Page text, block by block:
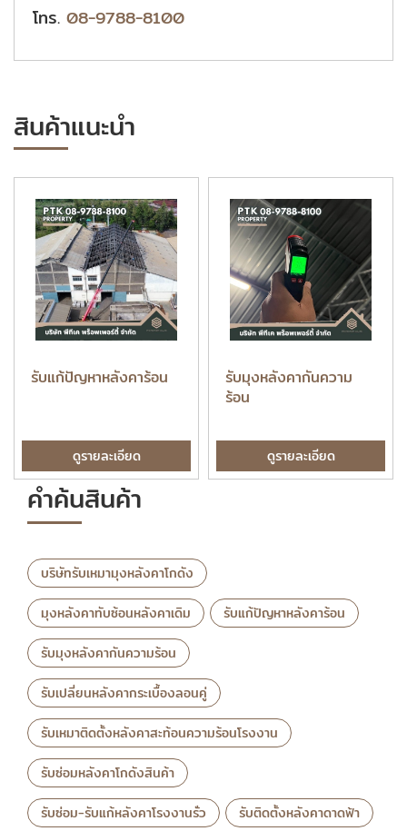
โทร. 08-9788-8100
สินค้าแนะนำ
รับแก้ปัญหาหลังคาร้อน
ดูรายละเอียด
รับมุงหลังคากันความ
ร้อน
ดูรายละเอียด
คำค้นสินค้า
บริษัทรับเหมามุงหลังคาโกดัง
มุงหลังคาทับซ้อนหลังคาเดิม
รับแก้ปัญหาหลังคาร้อน
รับมุงหลังคากันความร้อน
รับเปลี่ยนหลังคากระเบื้องลอนคู่
รับเหมาติดตั้งหลังคาสะท้อนความร้อนโรงงาน
รับซ่อมหลังคาโกดังสินค้า
รับซ่อม-รับแก้หลังคาโรงงานรั่ว
รับติดตั้งหลังคาดาดฟ้า